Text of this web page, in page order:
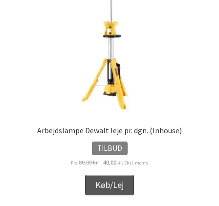
Arbejdslampe Dewalt leje pr. dgn. (Inhouse)
TILBUD
Fra 80,00kr. Den
pris
var:
40,00 kr. Den
pris
er:
Eksl. moms
Køb/Lej